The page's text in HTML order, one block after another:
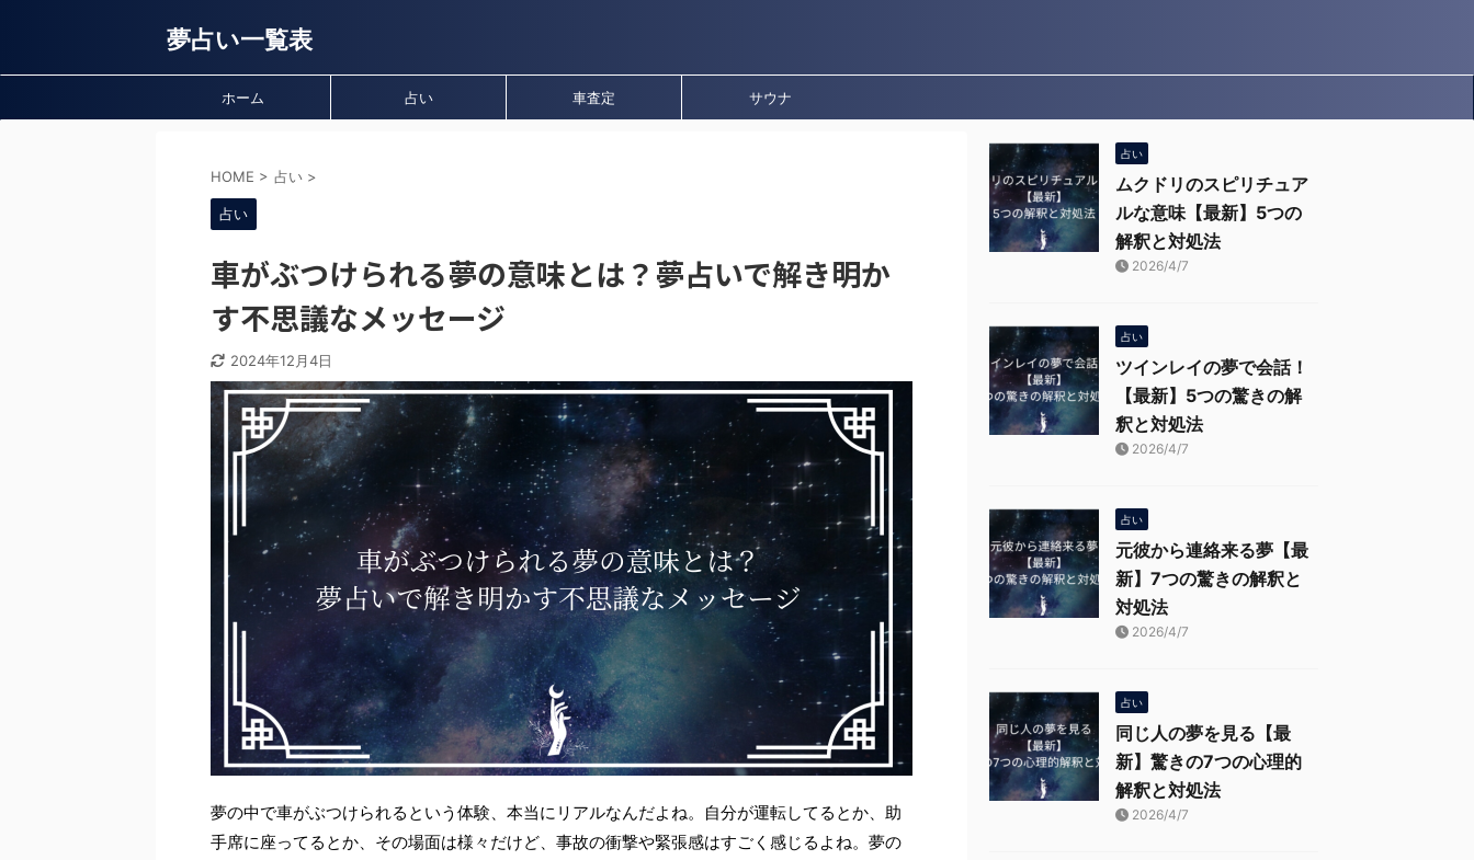
夢占い一覧表
ホーム 占い 車査定 サウナ
HOME > 占い >
占い
車がぶつけられる夢の意味とは？夢占いで解き明か
す不思議なメッセージ
2024年12月4日
夢の中で車がぶつけられるという体験、本当にリアルなんだよね。自分が運転してるとか、助
手席に座ってるとか、その場面は様々だけど、事故の衝撃や緊張感はすごく感じるよね。夢の
占い
ムクドリのスピリチュア
ルな意味【最新】5つの
解釈と対処法
2026/4/7
占い
ツインレイの夢で会話！
【最新】5つの驚きの解
釈と対処法
2026/4/7
占い
元彼から連絡来る夢【最
新】7つの驚きの解釈と
対処法
2026/4/7
占い
同じ人の夢を見る【最
新】驚きの7つの心理的
解釈と対処法
2026/4/7